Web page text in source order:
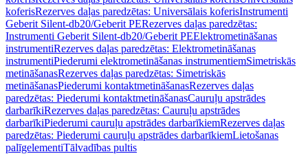
koferisRezerves daļas paredzētas: Universālais koferisInstrumenti
Geberit Silent-db20/Geberit PERezerves daļas paredzētas:
Instrumenti Geberit Silent-db20/Geberit PEElektrometināšanas
instrumentiRezerves daļas paredzētas: Elektrometināšanas
instrumentiPiederumi elektrometināšanas instrumentiemSimetriskās
metināšanasRezerves daļas paredzētas: Simetriskās
metināšanasPiederumi kontaktmetināšanasRezerves daļas
paredzētas: Piederumi kontaktmetināšanasCauruļu apstrādes
darbarīkiRezerves daļas paredzētas: Cauruļu apstrādes
darbarīkiPiederumi cauruļu apstrādes darbarīkiemRezerves daļas
paredzētas: Piederumi cauruļu apstrādes darbarīkiemLietošanas
palīgelementiTālvadības pultis